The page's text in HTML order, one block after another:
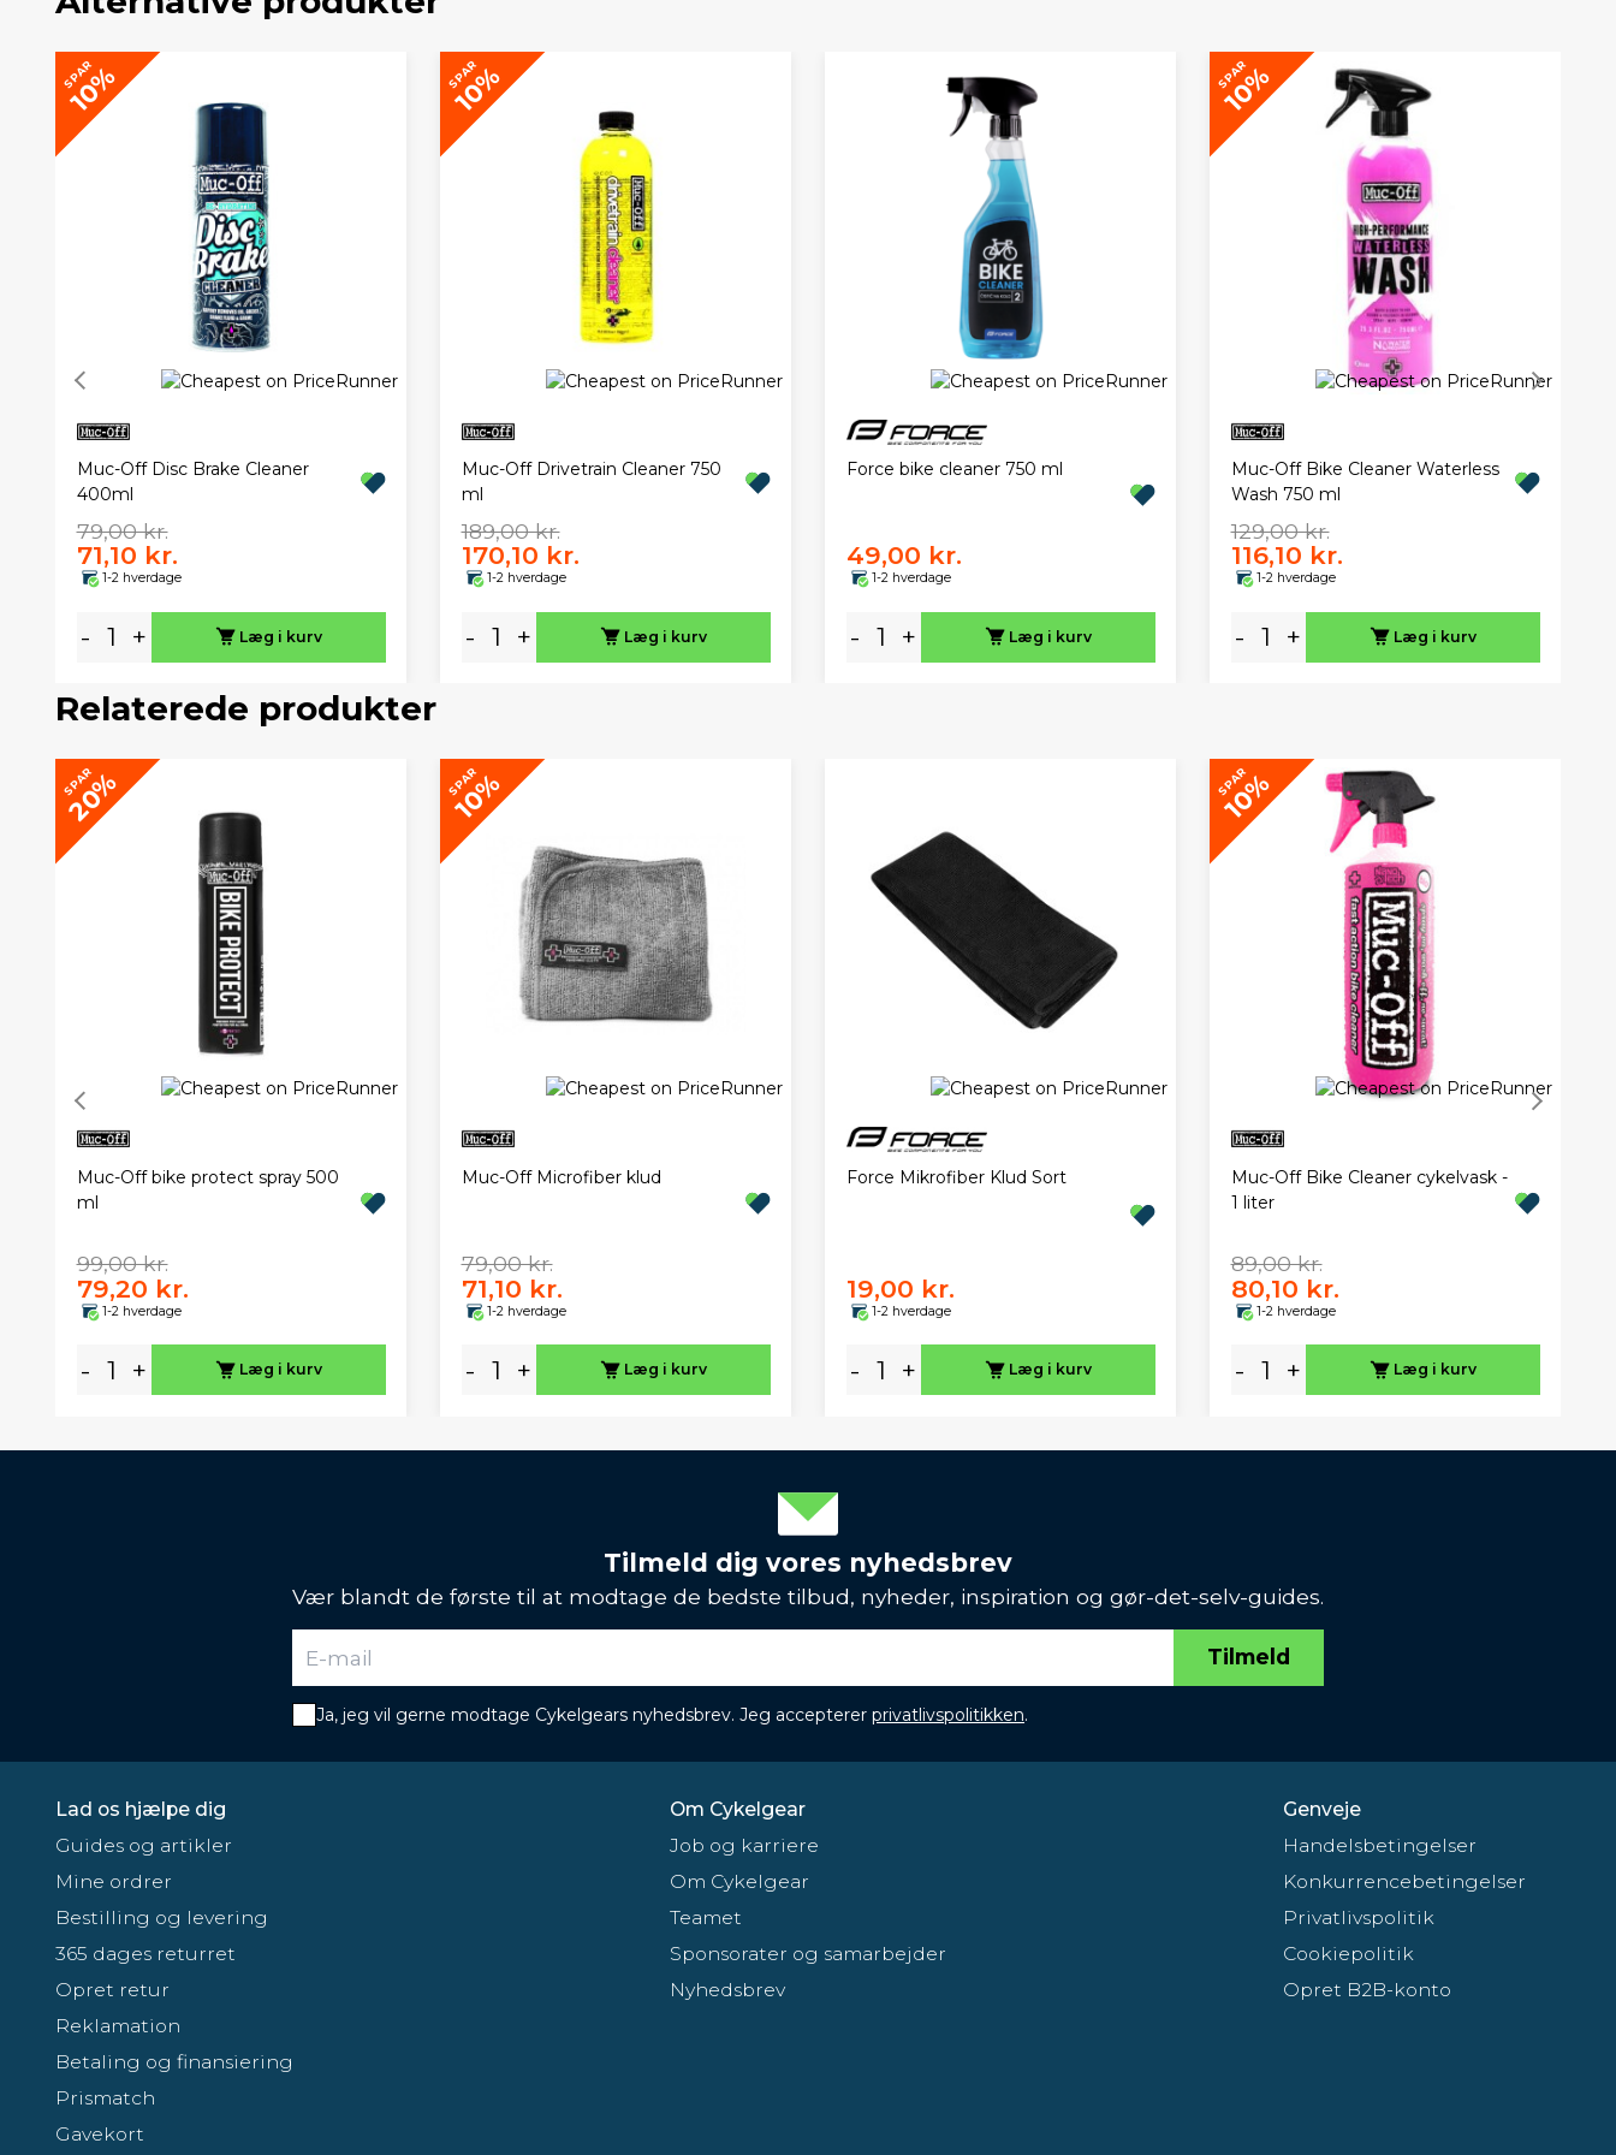
SPAR
10%
Muc-Off Disc Brake Cleaner
400ml
79,00 kr.
71,10 kr.
1-2 hverdage
- + Læg i kurv
SPAR
10%
Muc-Off Drivetrain Cleaner 750
ml
189,00 kr.
170,10 kr.
1-2 hverdage
- + Læg i kurv
Force bike cleaner 750 ml
49,00 kr.
1-2 hverdage
- + Læg i kurv
SPAR
10%
Muc-Off Bike Cleaner Waterless
Wash 750 ml
129,00 kr.
116,10 kr.
1-2 hverdage
- + Læg i kurv
Relaterede produkter
SPAR
20%
Muc-Off bike protect spray 500
ml
99,00 kr.
79,20 kr.
1-2 hverdage
- + Læg i kurv
SPAR
10%
Muc-Off Microfiber klud
79,00 kr.
71,10 kr.
1-2 hverdage
- + Læg i kurv
Force Mikrofiber Klud Sort
19,00 kr.
1-2 hverdage
- + Læg i kurv
SPAR
10%
Muc-Off Bike Cleaner cykelvask -
1 liter
89,00 kr.
80,10 kr.
1-2 hverdage
- + Læg i kurv
Tilmeld dig vores nyhedsbrev
Vær blandt de første til at modtage de bedste tilbud, nyheder, inspiration og gør-det-selv-guides.
Tilmeld
Ja, jeg vil gerne modtage Cykelgears nyhedsbrev. Jeg accepterer privatlivspolitikken.
Lad os hjælpe dig
Guides og artikler
Mine ordrer
Bestilling og levering
365 dages returret
Opret retur
Reklamation
Betaling og finansiering
Prismatch
Gavekort
Om Cykelgear
Job og karriere
Om Cykelgear
Teamet
Sponsorater og samarbejder
Nyhedsbrev
Genveje
Handelsbetingelser
Konkurrencebetingelser
Privatlivspolitik
Cookiepolitik
Opret B2B-konto